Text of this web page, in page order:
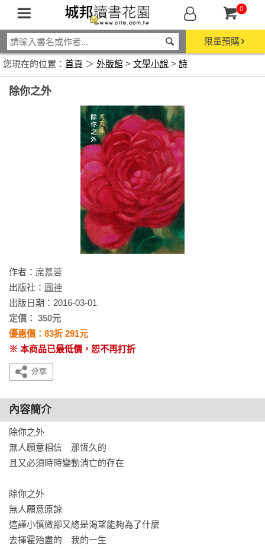
0
限量預購
您現在的位置： 首頁 ＞ 外版館 > 文學小說 > 詩
除你之外
作者： 席慕蓉
出版社： 圓神
出版日期：2016-03-01
定價： 350元
優惠價：83折 291元
※ 本商品已最低價，恕不再打折
內容簡介
除你之外
無人願意相信 那恆久的
且又必須時時變動消亡的存在
除你之外
無人願意原諒
這謹小慎微卻又總是渴望能夠為了什麼
去揮霍殆盡的 我的一生